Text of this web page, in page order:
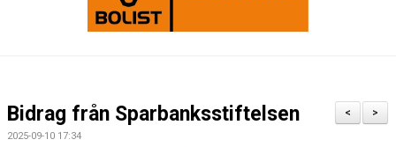
KLUBBSHOP
>
<
Bidrag från Sparbanksstiftelsen
2025-09-10 17:34